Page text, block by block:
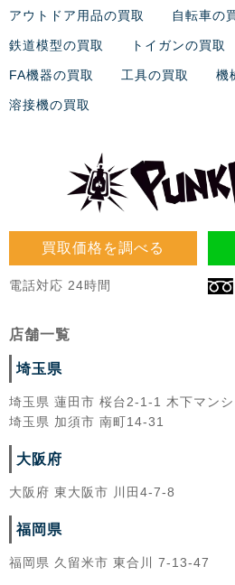
買取価格を調べる
電話対応 24時間
店舗一覧
埼玉県
埼玉県 蓮田市 桜台2-1-1 木下マン
埼玉県 加須市 南町14-31
大阪府
大阪府 東大阪市 川田4-7-8
福岡県
福岡県 久留米市 東合川 7-13-47
アウトドア用品の買取 自転車の
鉄道模型の買取 トイガンの買取
FA機器の買取 工具の買取 機
溶接機の買取